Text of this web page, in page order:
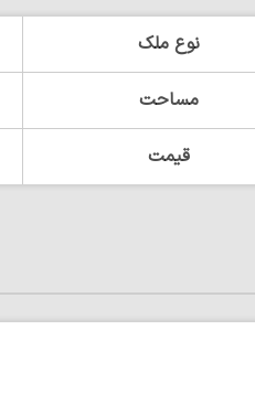
نوع ملک
مساحت
قیمت